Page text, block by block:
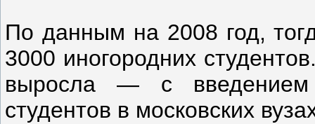
По данным на 2008 год,
3000 иногородних
выросла — с введением
студентов в московских